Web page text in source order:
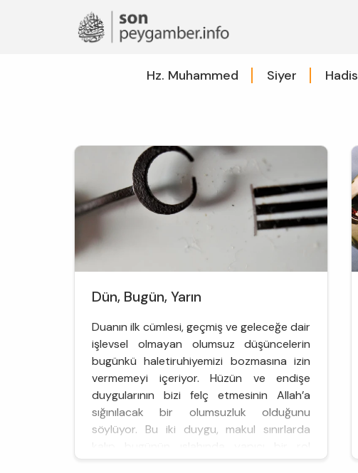
Hz. Muhammed Siyer Hadis
Dün, Bugün, Yarın
Duanın ilk cümlesi, geçmiş ve geleceğe dair
işlevsel olmayan olumsuz düşüncelerin
bugünkü haletiruhiyemizi bozmasına izin
vermemeyi içeriyor. Hüzün ve endişe
duygularının bizi felç etmesinin Allah’a
sığınılacak bir olumsuzluk olduğunu
söylüyor. Bu iki duygu, makul sınırlarda
üstlenmek yerine işi gücü terk edip bir